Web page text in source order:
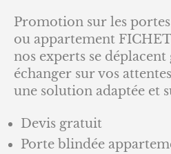
Promotion sur les
ou appartement
nos experts se
échanger sur vos
une solution adaptée et
Devis gratuit
Porte blindée